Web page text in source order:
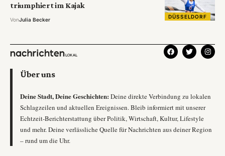
DÜSSELDORF
triumphiert im Kajak
VonJulia Becker
Über uns
Deine Stadt, Deine Geschichten: Deine direkte Verbindung zu lokalen
Schlagzeilen und aktuellen Ereignissen. Bleib informiert mit unserer
Echtzeit-Berichterstattung über Politik, Wirtschaft, Kultur, Lifestyle
und mehr. Deine verlässliche Quelle für Nachrichten aus deiner Region
– rund um die Uhr.